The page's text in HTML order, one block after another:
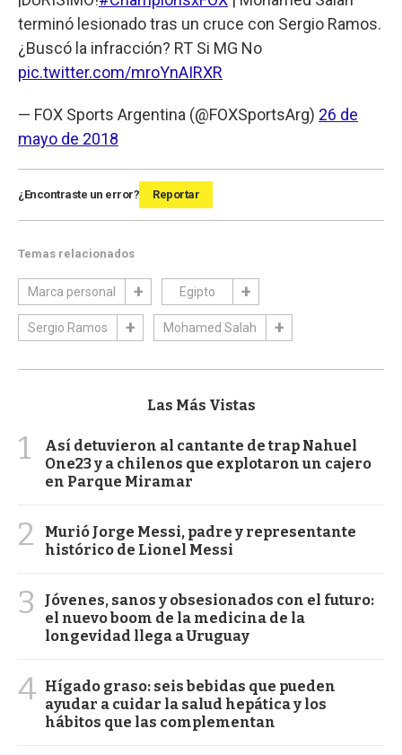
terminó lesionado tras un cruce con Sergio Ramos.
¿Buscó la infracción? RT Si MG No
pic.twitter.com/mroYnAIRXR
— FOX Sports Argentina (@FOXSportsArg) 26 de
mayo de 2018
¿Encontraste un error? Reportar
Temas relacionados
Marca personal Egipto
Sergio Ramos Mohamed Salah
Las Más Vistas
1
Así detuvieron al cantante de trap Nahuel
One23 y a chilenos que explotaron un cajero
en Parque Miramar
2
Murió Jorge Messi, padre y representante
histórico de Lionel Messi
3
Jóvenes, sanos y obsesionados con el futuro:
el nuevo boom de la medicina de la
longevidad llega a Uruguay
4 Hígado graso: seis bebidas que pueden
ayudar a cuidar la salud hepática y los
hábitos que las complementan